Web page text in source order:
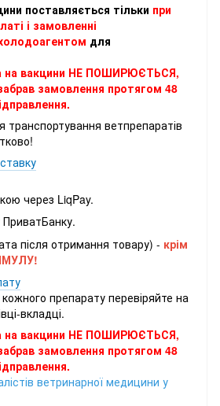
поставляється тільки при
і замовленні
для
на вакцини НЕ ПОШИРЮЄТЬСЯ,
замовлення протягом 48
транспортування ветпрепаратів
через LiqPay.
після отримання товару) - крім
препарату перевіряйте на
вкладці.
на вакцини НЕ ПОШИРЮЄТЬСЯ,
замовлення протягом 48
ветринарної медицини у